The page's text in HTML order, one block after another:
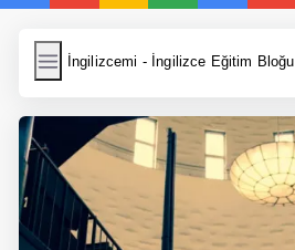
İngilizcemi - İngilizce Eğitim Bloğu
İngilizcemi
Resim Yükle
Wordpress Cache